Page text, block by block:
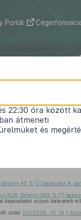
Portál
rendelet
képesítési
47. § (2) bekezdés 4.
XLIII. törvény 342. § (7)
súlyos balesetek
szóló 132/2008. (V. 14.)
22:30 óra között
átmeneti
és